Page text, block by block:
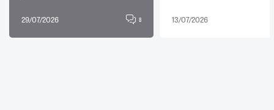
29/07/2026 8 13/07/2026